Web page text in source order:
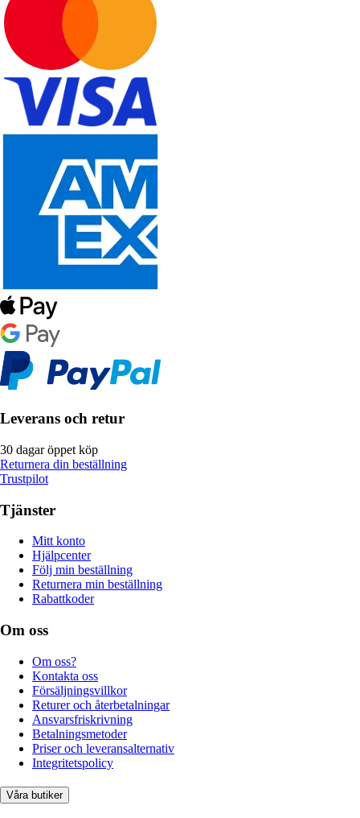
Leverans och retur
30 dagar öppet köp
Returnera din beställning
Trustpilot
Tjänster
Mitt konto
Hjälpcenter
Följ min beställning
Returnera min beställning
Rabattkoder
Om oss
Om oss?
Kontakta oss
Försäljningsvillkor
Returer och återbetalningar
Ansvarsfriskrivning
Betalningsmetoder
Priser och leveransalternativ
Integritetspolicy
Våra butiker